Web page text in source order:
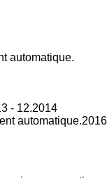
automatique.
- 12.2014
automatique.2016